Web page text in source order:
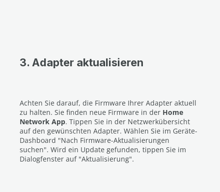
3. Adapter aktualisieren
Achten Sie darauf, die Firmware Ihrer Adapter aktuell
zu halten. Sie finden neue Firmware in der Home
Network App. Tippen Sie in der Netzwerkübersicht
auf den gewünschten Adapter. Wählen Sie im Geräte-
Dashboard "Nach Firmware-Aktualisierungen
suchen". Wird ein Update gefunden, tippen Sie im
Dialogfenster auf "Aktualisierung".